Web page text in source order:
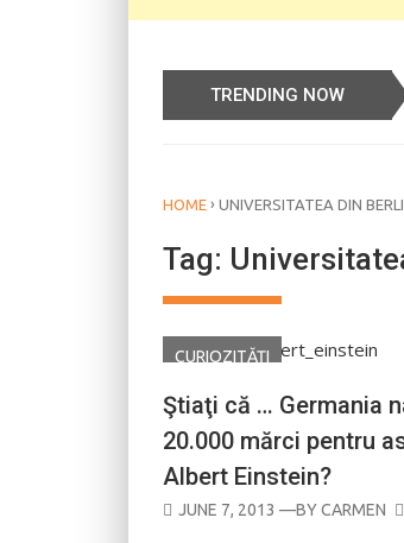
TRENDING NOW
HOME › UNIVERSITATEA DIN
Tag:
CURIOZITĂŢI
Ştiaţi că … Germania
20.000 mărci pentru
Albert Einstein?
POSTED
JUNE 7, 2013 —BYCARMEN